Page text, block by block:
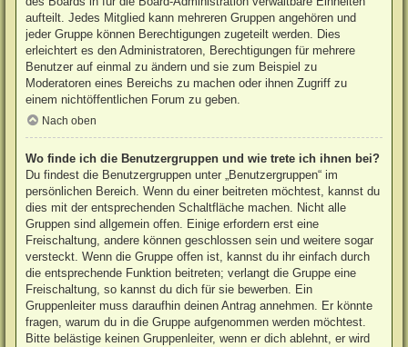
aufteilt. Jedes Mitglied kann mehreren Gruppen angehören und
jeder Gruppe können Berechtigungen zugeteilt werden. Dies
erleichtert es den Administratoren, Berechtigungen für mehrere
Benutzer auf einmal zu ändern und sie zum Beispiel zu
Moderatoren eines Bereichs zu machen oder ihnen Zugriff zu
einem nichtöffentlichen Forum zu geben.
Nach oben
Wo finde ich die Benutzergruppen und wie trete ich ihnen bei?
Du findest die Benutzergruppen unter „Benutzergruppen“ im
persönlichen Bereich. Wenn du einer beitreten möchtest, kannst du
dies mit der entsprechenden Schaltfläche machen. Nicht alle
Gruppen sind allgemein offen. Einige erfordern erst eine
Freischaltung, andere können geschlossen sein und weitere sogar
versteckt. Wenn die Gruppe offen ist, kannst du ihr einfach durch
die entsprechende Funktion beitreten; verlangt die Gruppe eine
Freischaltung, so kannst du dich für sie bewerben. Ein
Gruppenleiter muss daraufhin deinen Antrag annehmen. Er könnte
fragen, warum du in die Gruppe aufgenommen werden möchtest.
Bitte belästige keinen Gruppenleiter, wenn er dich ablehnt, er wird